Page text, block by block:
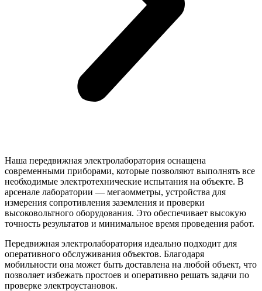
Наша передвижная электролаборатория оснащена
современными приборами, которые позволяют выполнять все
необходимые электротехнические испытания на объекте. В
арсенале лаборатории — мегаомметры, устройства для
измерения сопротивления заземления и проверки
высоковольтного оборудования. Это обеспечивает высокую
точность результатов и минимальное время проведения работ.
Передвижная электролаборатория идеально подходит для
оперативного обслуживания объектов. Благодаря
мобильности она может быть доставлена на любой объект, что
позволяет избежать простоев и оперативно решать задачи по
проверке электроустановок.